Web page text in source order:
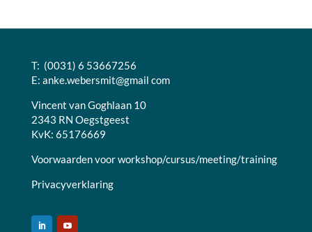
T: (0031) 6 53667256
E: anke.webersmit@gmail com
Vincent van Goghlaan 10
2343 RN Oegstgeest
KvK: 65176669
Voorwaarden voor workshop/cursus/meeting/training
Privacyverklaring